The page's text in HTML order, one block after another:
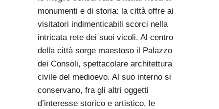
monumenti e di storia: la città offre ai
visitatori indimenticabili scorci nella
intricata rete dei suoi vicoli. Al centro
della città sorge maestoso il Palazzo
dei Consoli, spettacolare architettura
civile del medioevo. Al suo interno si
conservano, fra gli altri oggetti
d’interesse storico e artistico, le